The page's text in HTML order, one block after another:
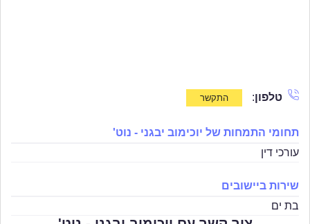
טלפון:
תחומי התמחות של יוכימוב יבגני - נוט'
עורכי דין
שירות ביישובים
בת ים